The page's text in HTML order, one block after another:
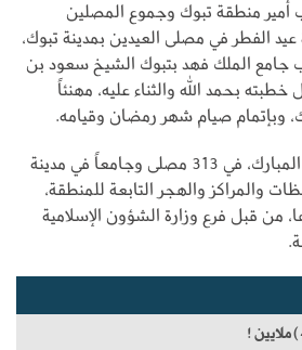
أمير منطقة تبوك وجموع المصلين
الفطر في مصلى العيدين بمدينة تبوك،
جامع الملك فهد بتبوك الشيخ سعود بن
بحمد الله والثناء عليه، مهنئاً
وبإتمام صيام شهر رمضان وقيامه.
كما أديت صلاة عيد الفطر المبارك، في 313 مصلى وجامعاً في مدينة
والمراكز والهجر التابعة للمنطقة،
من قبل فرع وزارة الشؤون الإسلامية